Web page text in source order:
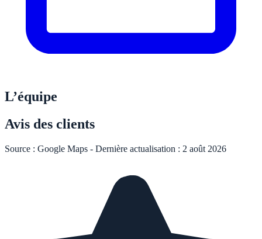
L’équipe
Avis des clients
Source : Google Maps - Dernière actualisation : 2 août 2026